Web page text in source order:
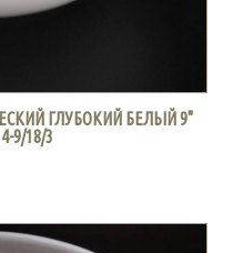
ГЛУБОКИЙ БЕЛЫЙ 9"
9/18/3